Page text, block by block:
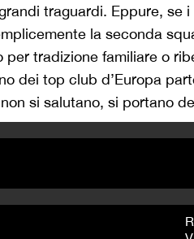
traguardi. Eppure, se
la seconda
per tradizione familiare o
dei top club d’Europa
si salutano, si portano